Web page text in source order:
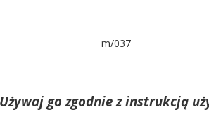
m/037
go zgodnie z instrukcją